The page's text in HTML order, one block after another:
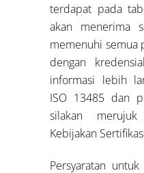
terdapat pada
akan menerima
memenuhi semua
dengan
informasi lebih
ISO 13485 dan
silakan
Kebijakan
Persyaratan